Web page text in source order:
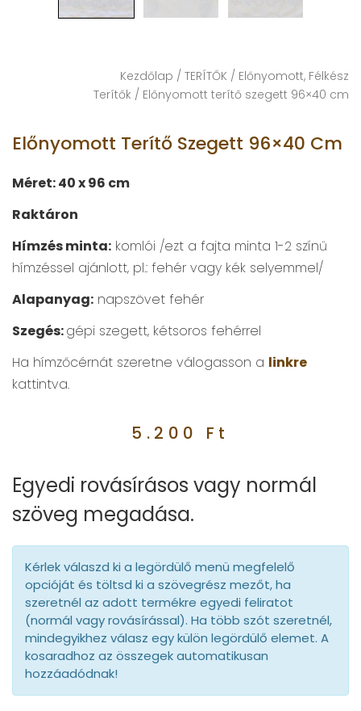
Kezdőlap / TERÍTŐK / Előnyomott, Félkész
Terítők / Előnyomott terítő szegett 96×40 cm
Előnyomott Terítő Szegett 96×40 Cm
Méret: 40 x 96 cm
Raktáron
Hímzés minta: komlói /ezt a fajta minta 1-2 színű
hímzéssel ajánlott, pl.: fehér vagy kék selyemmel/
Alapanyag: napszövet fehér
Szegés:gépi szegett, kétsoros fehérrel
Ha hímzőcérnát szeretne válogasson a linkre
kattintva.
5.200 Ft
Egyedi rovásírásos vagy normál
szöveg megadása.
Kérlek válaszd ki a legördülő menü megfelelő
opcióját és töltsd ki a szövegrész mezőt, ha
szeretnél az adott termékre egyedi feliratot
(normál vagy rovásírással). Ha több szót szeretnél,
mindegyikhez válasz egy külön legördülő elemet. A
kosaradhoz az összegek automatikusan
hozzáadódnak!